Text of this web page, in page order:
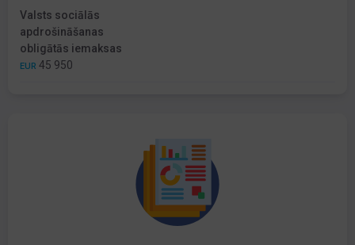
Valsts sociālās
apdrošināšanas
obligātās iemaksas
EUR 45 950